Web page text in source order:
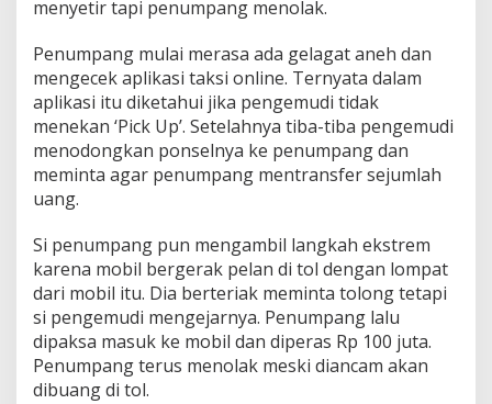
menyetir tapi penumpang menolak.
Penumpang mulai merasa ada gelagat aneh dan
mengecek aplikasi taksi online. Ternyata dalam
aplikasi itu diketahui jika pengemudi tidak
menekan ‘Pick Up’. Setelahnya tiba-tiba pengemudi
menodongkan ponselnya ke penumpang dan
meminta agar penumpang mentransfer sejumlah
uang.
Si penumpang pun mengambil langkah ekstrem
karena mobil bergerak pelan di tol dengan lompat
dari mobil itu. Dia berteriak meminta tolong tetapi
si pengemudi mengejarnya. Penumpang lalu
dipaksa masuk ke mobil dan diperas Rp 100 juta.
Penumpang terus menolak meski diancam akan
dibuang di tol.